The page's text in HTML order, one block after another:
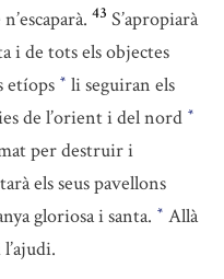
43 S’apropiarà
i de tots els objectes
etíops * li seguiran els
de l’orient i del nord *
per destruir i
els seus pavellons
gloriosa i santa. * Allà